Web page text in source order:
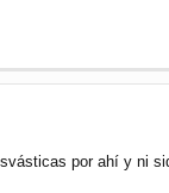
por ahí y ni